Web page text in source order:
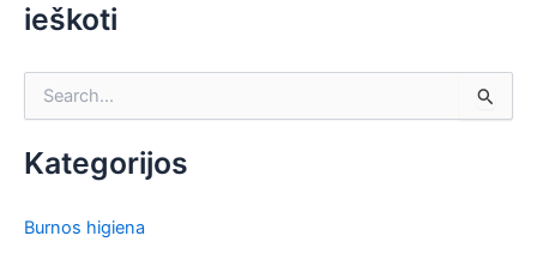
ieškoti
r
c
f
Kategorijos
Burnos higiena